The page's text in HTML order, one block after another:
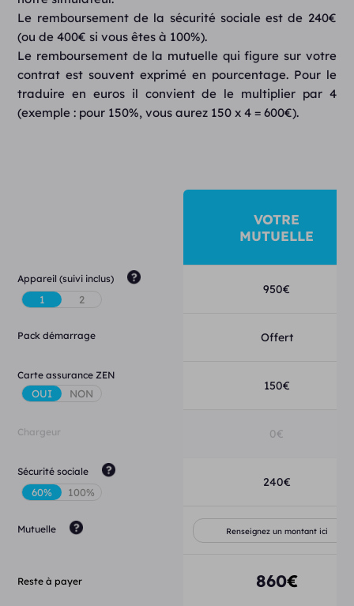
Le remboursement de la sécurité sociale est de 240€
(ou de 400€ si vous êtes à 100%).
Le remboursement de la mutuelle qui figure sur votre
contrat est souvent exprimé en pourcentage. Pour le
traduire en euros il convient de le multiplier par 4
(exemple : pour 150%, vous aurez 150 x 4 = 600€).
VOTRE
MUTUELLE
Appareil (suivi inclus)
950€
Pack démarrage Offert
Carte assurance ZEN
150€
Chargeur 0€
Sécurité sociale
240€
Mutuelle
Reste à payer 860€